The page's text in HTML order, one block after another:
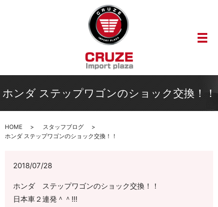
メ
ホンダ ステップワゴンのショック交換！！
HOME
スタッフブログ
ホンダ ステップワゴンのショック交換！！
2018/07/28
ホンダ ステップワゴンのショック交換！！
日本車２連発＾＾!!!